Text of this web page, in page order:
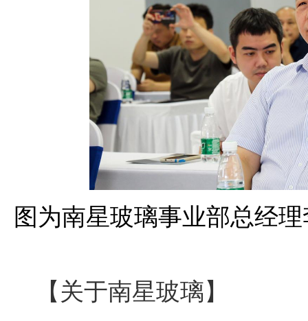
图为南星玻璃事业部总经
【关于南星玻璃】